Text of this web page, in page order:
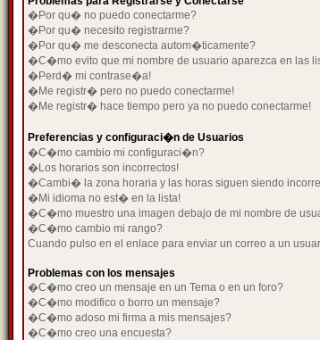
�Por qu� no puedo conectarme?
�Por qu� necesito registrarme?
�Por qu� me desconecta autom�ticamente?
�C�mo evito que mi nombre de usuario aparezca en las
�Perd� mi contrase�a!
�Me registr� pero no puedo conectarme!
�Me registr� hace tiempo pero ya no puedo conectarme!
Preferencias y configuraci�n de Usuarios
�C�mo cambio mi configuraci�n?
�Los horarios son incorrectos!
�Cambi� la zona horaria y las horas siguen siendo
�Mi idioma no est� en la lista!
�C�mo muestro una imagen debajo de mi nombre de
�C�mo cambio mi rango?
Cuando pulso en el enlace para enviar un correo a un
Problemas con los mensajes
�C�mo creo un mensaje en un Tema o en un foro?
�C�mo modifico o borro un mensaje?
�C�mo adoso mi firma a mis mensajes?
�C�mo creo una encuesta?